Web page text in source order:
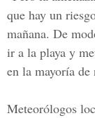
que hay un
mañana. De
ir a la playa y
en la mayoría de
Meteorólogos